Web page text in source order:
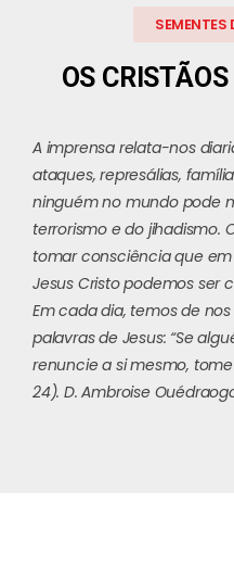
SEMENTES
OS
A imprensa relata-nos
ataques, represálias,
ninguém no mundo pode
terrorismo e do jihadismo.
tomar consciência que
Jesus Cristo podemos ser
Em cada dia, temos de
palavras de Jesus: “Se
renuncie a si mesmo,
24). D. Ambroise